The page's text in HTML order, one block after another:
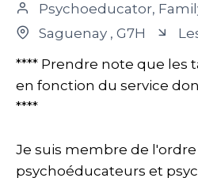
Psychoeducator, Family
Saguenay , G7H
**** Prendre note que les
en fonction du service
****
Je suis membre de
psychoéducateurs et